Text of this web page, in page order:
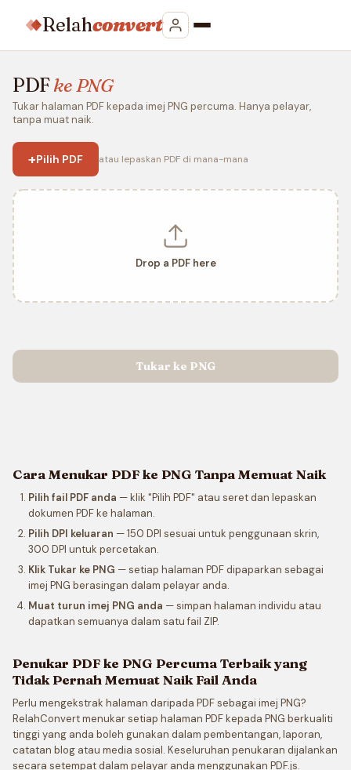
Relahconvert
PDFke PNG
Tukar halaman PDF kepada imej PNG percuma. Hanya pelayar,
tanpa muat naik.
+Pilih PDF atau lepaskan PDF di mana-mana
Drop a PDF here
Tukar ke PNG
Cara Menukar PDF ke PNG Tanpa Memuat Naik
Pilih fail PDF anda — klik "Pilih PDF" atau seret dan lepaskan
dokumen PDF ke halaman.
Pilih DPI keluaran — 150 DPI sesuai untuk penggunaan skrin,
300 DPI untuk percetakan.
Klik Tukar ke PNG — setiap halaman PDF dipaparkan sebagai
imej PNG berasingan dalam pelayar anda.
Muat turun imej PNG anda — simpan halaman individu atau
dapatkan semuanya dalam satu fail ZIP.
Penukar PDF ke PNG Percuma Terbaik yang
Tidak Pernah Memuat Naik Fail Anda
Perlu mengekstrak halaman daripada PDF sebagai imej PNG?
RelahConvert menukar setiap halaman PDF kepada PNG berkualiti
tinggi yang anda boleh gunakan dalam pembentangan, laporan,
catatan blog atau media sosial. Keseluruhan penukaran dijalankan
secara setempat dalam pelayar anda menggunakan PDF.js.